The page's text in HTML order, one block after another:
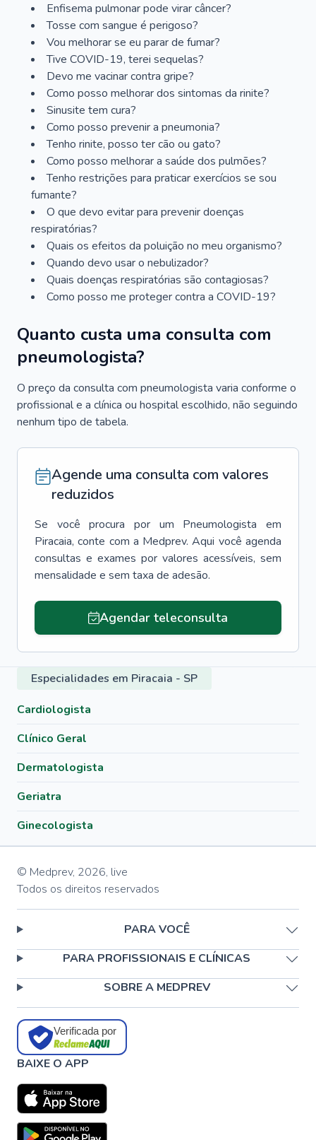
Enfisema pulmonar pode virar câncer?
Tosse com sangue é perigoso?
Vou melhorar se eu parar de fumar?
Tive COVID-19, terei sequelas?
Devo me vacinar contra gripe?
Como posso melhorar dos sintomas da rinite?
Sinusite tem cura?
Como posso prevenir a pneumonia?
Tenho rinite, posso ter cão ou gato?
Como posso melhorar a saúde dos pulmões?
Tenho restrições para praticar exercícios se sou
fumante?
O que devo evitar para prevenir doenças
respiratórias?
Quais os efeitos da poluição no meu organismo?
Quando devo usar o nebulizador?
Quais doenças respiratórias são contagiosas?
Como posso me proteger contra a COVID-19?
Quanto custa uma consulta com
pneumologista?
O preço da consulta com pneumologista varia conforme o
profissional e a clínica ou hospital escolhido, não seguindo
nenhum tipo de tabela.
Agende uma consulta com valores
reduzidos
Se você procura por um Pneumologista
em
Piracaia, conte com a Medprev. Aqui você agenda
consultas e exames por valores acessíveis, sem
mensalidade e sem taxa de adesão.
Agendar teleconsulta
Especialidades em Piracaia - SP
Cardiologista
Clínico Geral
Dermatologista
Geriatra
Ginecologista
© Medprev, 2026, live
Todos os direitos reservados
PARA VOCÊ
PARA PROFISSIONAIS E CLÍNICAS
SOBRE A MEDPREV
Verificada por
BAIXE O APP